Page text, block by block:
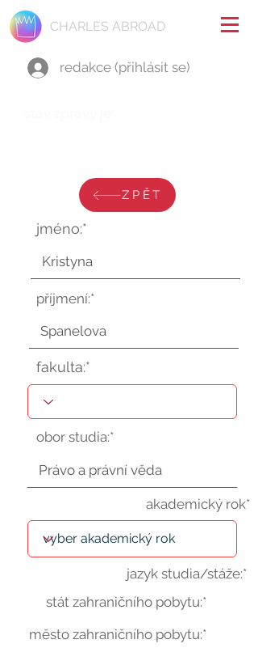
CHARLES ABROAD
redakce (přihlásit se)
ZPĚT
jméno:*
příjmení:*
fakulta:*
obor studia:*
akademický rok*
jazyk studia/stáže:*
stát zahraničního pobytu:*
město zahraničního pobytu:*